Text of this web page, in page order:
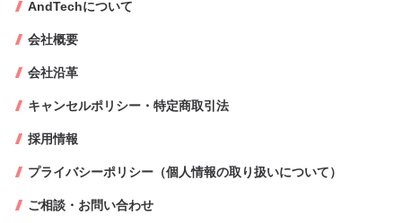
AndTechについて
会社概要
会社沿革
キャンセルポリシー・特定商取引法
採用情報
プライバシーポリシー（個人情報の取り扱いについて）
ご相談・お問い合わせ